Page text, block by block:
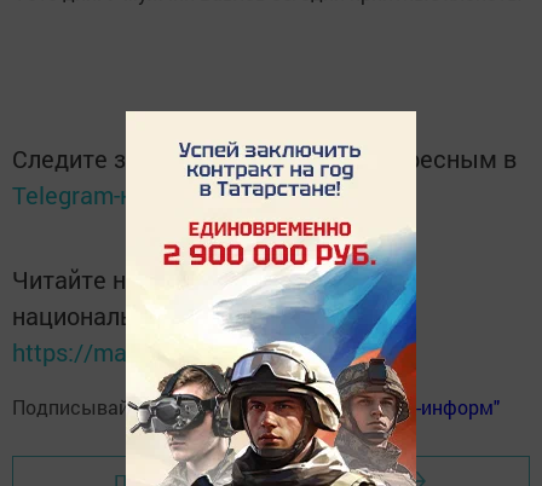
Следите за самым важным и интересным в
Telegram-канале
Татмедиа
Читайте новости Татарстана в
национальном мессенджере MАХ:
https://max.ru/tatmedia
Подписывайтесь нателеграм-канал "Бавлы-информ"